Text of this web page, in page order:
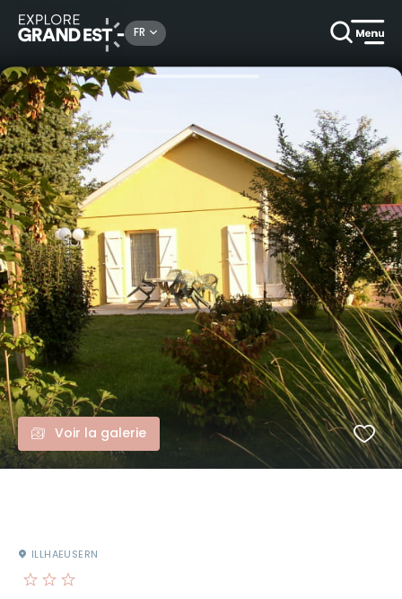
FR
Locations de vacances
Voir la galerie
ILLHAEUSERN